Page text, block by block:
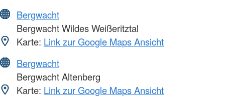
Bergwacht
Bergwacht Wildes Weißeritztal
Karte: Link zur Google Maps Ansicht
Bergwacht
Bergwacht Altenberg
Karte: Link zur Google Maps Ansicht